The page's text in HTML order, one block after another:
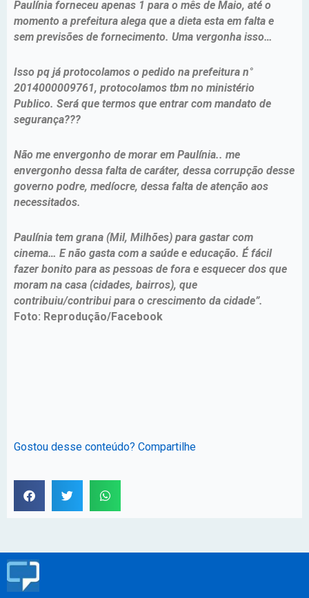
Paulínia forneceu apenas 1 para o mês de Maio, até o
momento a prefeitura alega que a dieta esta em falta e
sem previsões de fornecimento. Uma vergonha isso…
Isso pq já protocolamos o pedido na prefeitura n°
2014000009761, protocolamos tbm no ministério
Publico. Será que termos que entrar com mandato de
segurança???
Não me envergonho de morar em Paulínia.. me
envergonho dessa falta de caráter, dessa corrupção desse
governo podre, medíocre, dessa falta de atenção aos
necessitados.
Paulínia tem grana (Mil, Milhões) para gastar com
cinema… E não gasta com a saúde e educação. É fácil
fazer bonito para as pessoas de fora e esquecer dos que
moram na casa (cidades, bairros), que
contribuiu/contribui para o crescimento da cidade”.
Foto: Reprodução/Facebook
Gostou desse conteúdo? Compartilhe